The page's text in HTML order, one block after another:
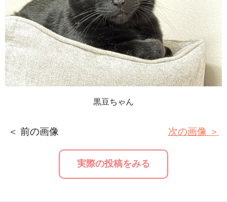
黒豆ちゃん
＜ 前の画像
実際の投稿をみる
次の画像 ＞